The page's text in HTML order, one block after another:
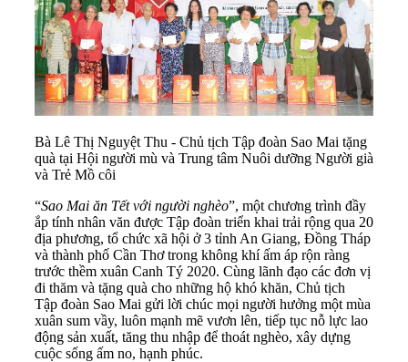
Bà Lê Thị Nguyệt Thu - Chủ tịch Tập đoàn Sao Mai tặng
quà tại Hội người mù và Trung tâm Nuôi dưỡng Người già
và Trẻ Mồ côi
“Sao Mai ăn Tết với người nghèo”, một chương trình đầy
ắp tính nhân văn được Tập đoàn triển khai trải rộng qua 20
địa phương, tổ chức xã hội ở 3 tỉnh An Giang, Đồng Tháp
và thành phố Cần Thơ trong không khí ấm áp rộn ràng
trước thềm xuân Canh Tý 2020. Cùng lãnh đạo các đơn vị
đi thăm và tặng quà cho những hộ khó khăn, Chủ tịch
Tập đoàn Sao Mai gửi lời chúc mọi người hưởng một mùa
xuân sum vầy, luôn mạnh mẽ vươn lên, tiếp tục nỗ lực lao
động sản xuất, tăng thu nhập để thoát nghèo, xây dựng
cuộc sống ấm no, hạnh phúc.